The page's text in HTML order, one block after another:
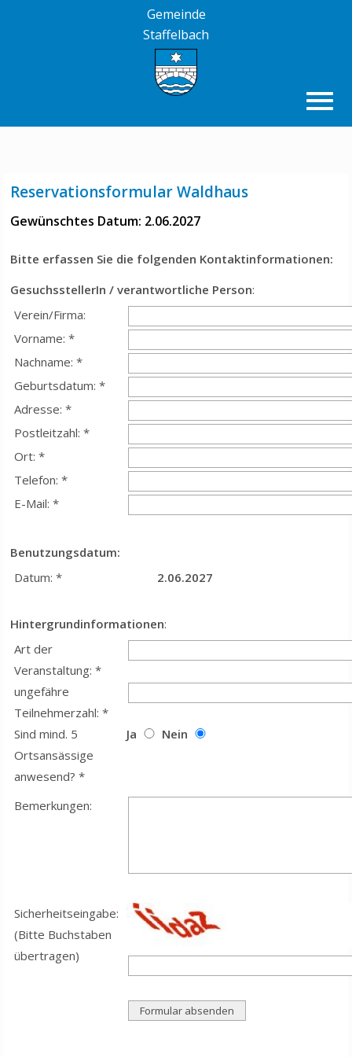
Gemeinde
Staffelbach
Reservationsformular Waldhaus
Gewünschtes Datum: 2.06.2027
Bitte erfassen Sie die folgenden Kontaktinformationen:
GesuchsstellerIn / verantwortliche Person:
Verein/Firma:
Vorname: *
Nachname: *
Geburtsdatum: *
Adresse: *
Postleitzahl: *
Ort: *
Telefon: *
E-Mail: *
Benutzungsdatum:
Datum: *
2.06.2027
Hintergrundinformationen:
Art der
Veranstaltung: *
ungefähre
Teilnehmerzahl: *
Sind mind. 5
Ortsansässige
anwesend? *
Ja Nein
Bemerkungen:
Sicherheitseingabe:
(Bitte Buchstaben
übertragen)